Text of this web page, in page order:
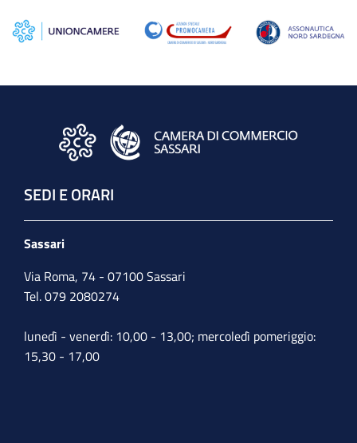
SEDI E ORARI
Sassari
Via Roma, 74 - 07100 Sassari
Tel. 079 2080274
lunedì - venerdì: 10,00 - 13,00; mercoledì pomeriggio:
15,30 - 17,00